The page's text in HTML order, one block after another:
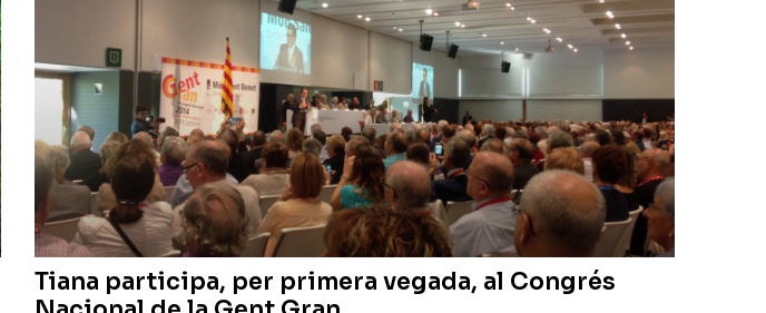
Tiana participa, per primera vegada, al Congrés